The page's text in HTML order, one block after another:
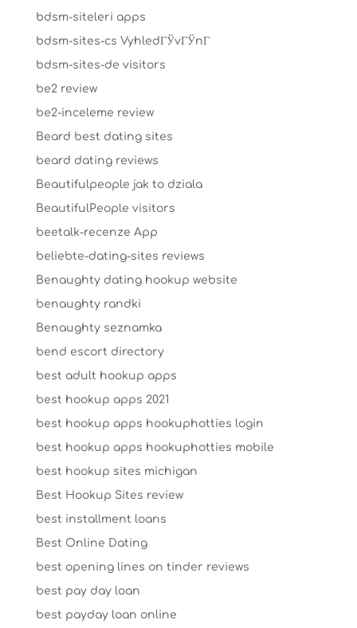
bdsm-siteleri apps
bdsm-sites-cs VyhledГЎvГЎnГ­
bdsm-sites-de visitors
be2 review
be2-inceleme review
Beard best dating sites
beard dating reviews
Beautifulpeople jak to dziala
BeautifulPeople visitors
beetalk-recenze App
beliebte-dating-sites reviews
Benaughty dating hookup website
benaughty randki
Benaughty seznamka
bend escort directory
best adult hookup apps
best hookup apps 2021
best hookup apps hookuphotties login
best hookup apps hookuphotties mobile
best hookup sites michigan
Best Hookup Sites review
best installment loans
Best Online Dating
best opening lines on tinder reviews
best pay day loan
best payday loan online